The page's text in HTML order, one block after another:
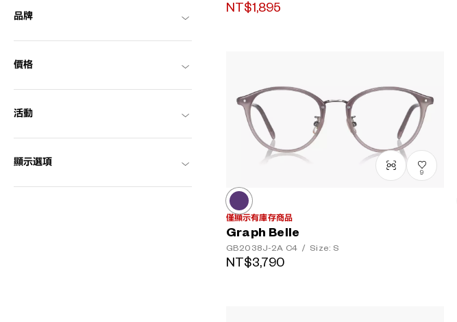
品牌
價格
活動
顯示選項
NT$1,895
9
僅顯示有庫存商品
Graph Belle
GB2038J-2A C4 / Size: S
NT$3,790